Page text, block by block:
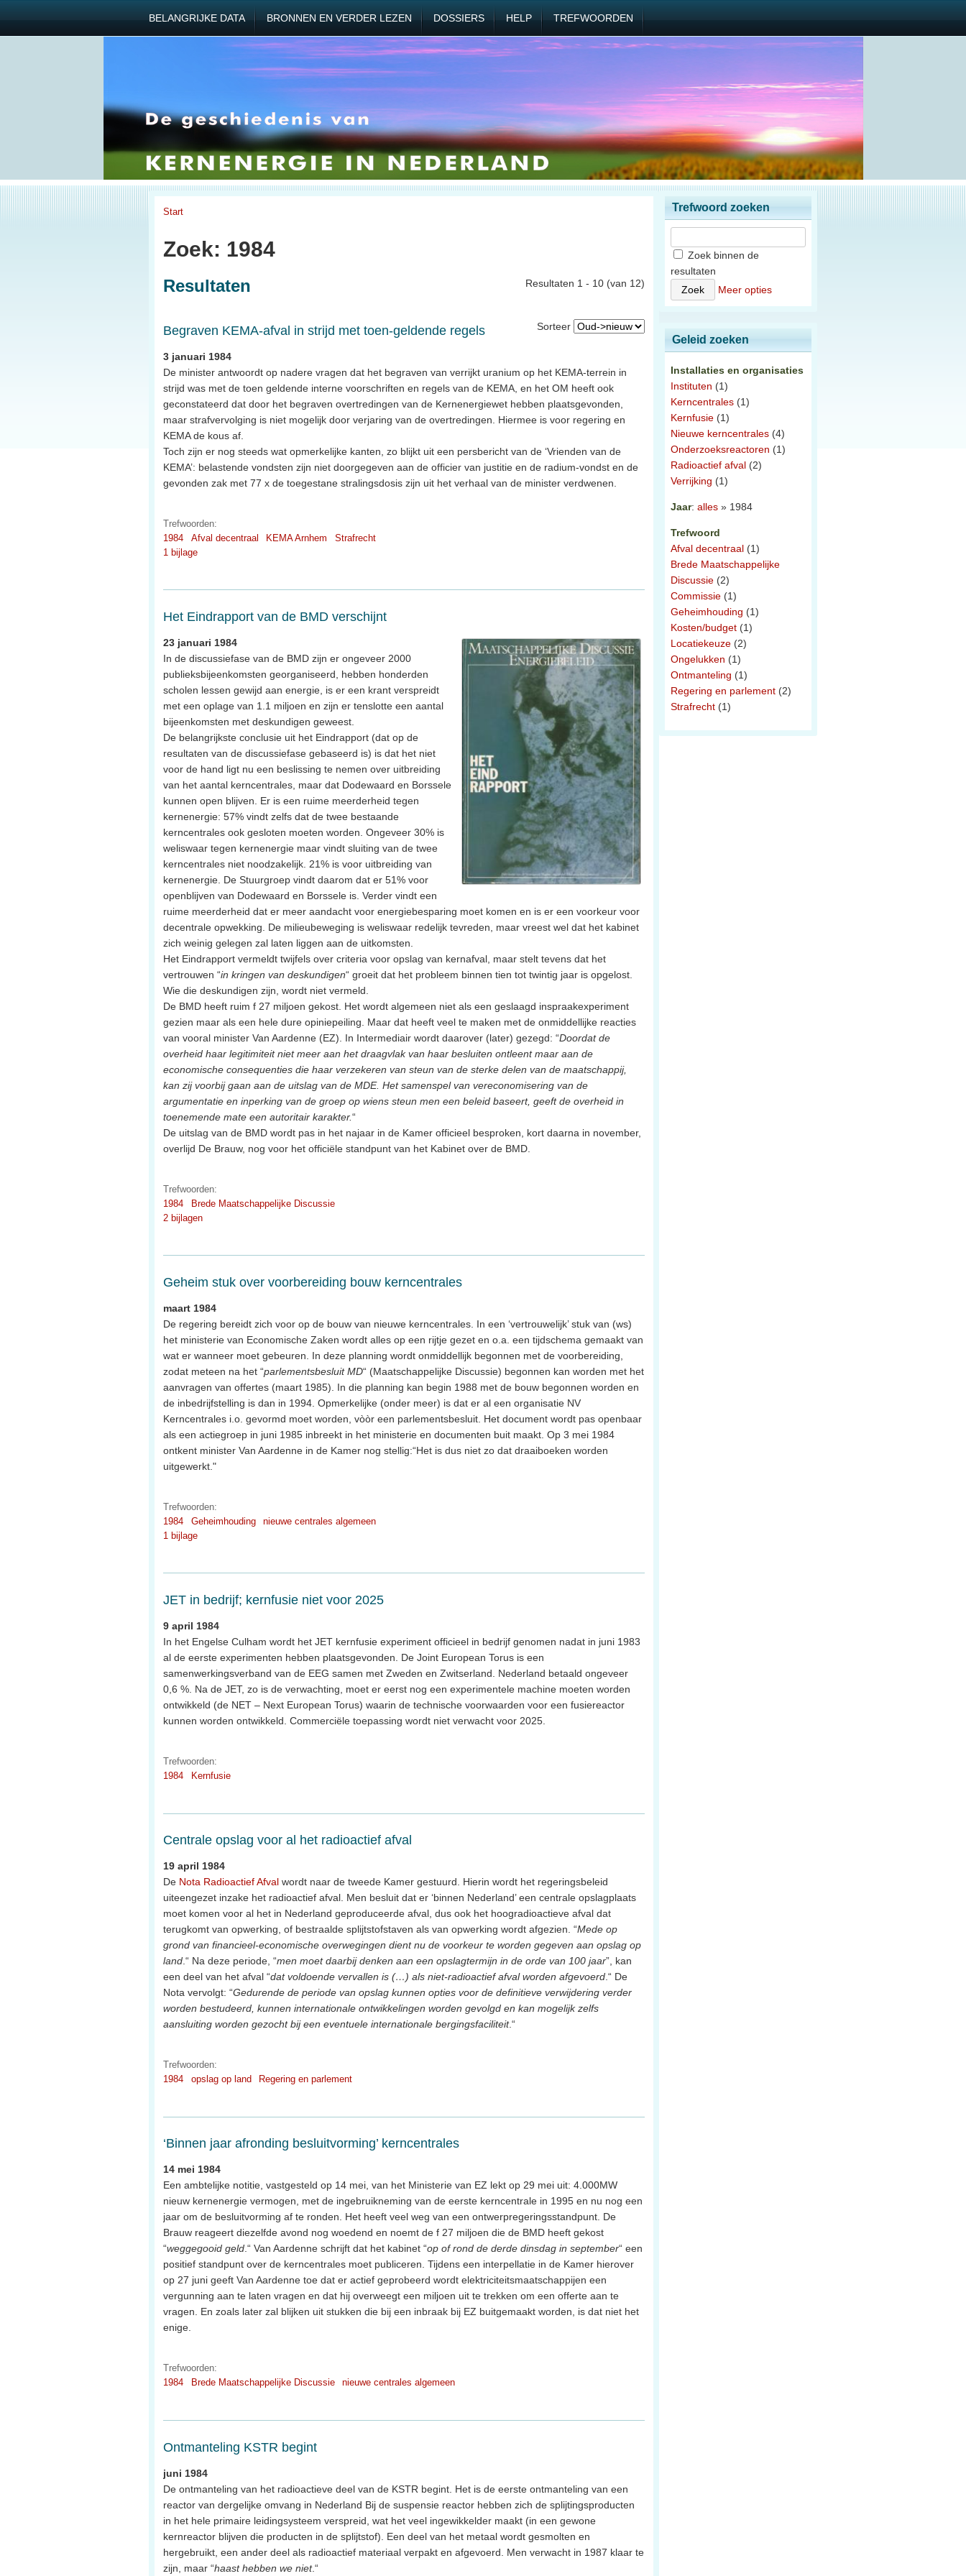
BELANGRIJKE DATA BRONNEN EN VERDER LEZEN DOSSIERS HELP TREFWOORDEN
Start
Zoek: 1984
Resultaten 1 - 10 (van 12)
Resultaten
Sorteer
Begraven KEMA-afval in strijd met toen-geldende regels
3 januari 1984
De minister antwoordt op nadere vragen dat het begraven van verrijkt uranium op het KEMA-terrein in
strijd was met de toen geldende interne voorschriften en regels van de KEMA, en het OM heeft ook
geconstateerd dat door het begraven overtredingen van de Kernenergiewet hebben plaatsgevonden,
maar strafvervolging is niet mogelijk door verjaring van de overtredingen. Hiermee is voor regering en
KEMA de kous af.
Toch zijn er nog steeds wat opmerkelijke kanten, zo blijkt uit een persbericht van de ‘Vrienden van de
KEMA’: belastende vondsten zijn niet doorgegeven aan de officier van justitie en de radium-vondst en de
gevonden zak met 77 x de toegestane stralingsdosis zijn uit het verhaal van de minister verdwenen.
Trefwoorden:
1984
Afval decentraal KEMA Arnhem
Strafrecht
1 bijlage
Het Eindrapport van de BMD verschijnt
23 januari 1984
In de discussiefase van de BMD zijn er ongeveer 2000
publieksbijeenkomsten georganiseerd, hebben honderden
scholen lessen gewijd aan energie, is er een krant verspreidt
met een oplage van 1.1 miljoen en zijn er tenslotte een aantal
bijeenkomsten met deskundigen geweest.
De belangrijkste conclusie uit het Eindrapport (dat op de
resultaten van de discussiefase gebaseerd is) is dat het niet
voor de hand ligt nu een beslissing te nemen over uitbreiding
van het aantal kerncentrales, maar dat Dodewaard en Borssele
kunnen open blijven. Er is een ruime meerderheid tegen
kernenergie: 57% vindt zelfs dat de twee bestaande
kerncentrales ook gesloten moeten worden. Ongeveer 30% is
weliswaar tegen kernenergie maar vindt sluiting van de twee
kerncentrales niet noodzakelijk. 21% is voor uitbreiding van
kernenergie. De Stuurgroep vindt daarom dat er 51% voor
openblijven van Dodewaard en Borssele is. Verder vindt een
ruime meerderheid dat er meer aandacht voor energiebesparing moet komen en is er een voorkeur voor
decentrale opwekking. De milieubeweging is weliswaar redelijk tevreden, maar vreest wel dat het kabinet
zich weinig gelegen zal laten liggen aan de uitkomsten.
Het Eindrapport vermeldt twijfels over criteria voor opslag van kernafval, maar stelt tevens dat het
vertrouwen “in kringen van deskundigen“ groeit dat het probleem binnen tien tot twintig jaar is opgelost.
Wie die deskundigen zijn, wordt niet vermeld.
De BMD heeft ruim f 27 miljoen gekost. Het wordt algemeen niet als een geslaagd inspraakexperiment
gezien maar als een hele dure opiniepeiling. Maar dat heeft veel te maken met de onmiddellijke reacties
van vooral minister Van Aardenne (EZ). In Intermediair wordt daarover (later) gezegd: “Doordat de
overheid haar legitimiteit niet meer aan het draagvlak van haar besluiten ontleent maar aan de
economische consequenties die haar verzekeren van steun van de sterke delen van de maatschappij,
kan zij voorbij gaan aan de uitslag van de MDE. Het samenspel van vereconomisering van de
argumentatie en inperking van de groep op wiens steun men een beleid baseert, geeft de overheid in
toenemende mate een autoritair karakter.“
De uitslag van de BMD wordt pas in het najaar in de Kamer officieel besproken, kort daarna in november,
overlijd De Brauw, nog voor het officiële standpunt van het Kabinet over de BMD.
Trefwoorden:
1984
Brede Maatschappelijke Discussie
2 bijlagen
Geheim stuk over voorbereiding bouw kerncentrales
maart 1984
De regering bereidt zich voor op de bouw van nieuwe kerncentrales. In een ‘vertrouwelijk’ stuk van (ws)
het ministerie van Economische Zaken wordt alles op een rijtje gezet en o.a. een tijdschema gemaakt van
wat er wanneer moet gebeuren. In deze planning wordt onmiddellijk begonnen met de voorbereiding,
zodat meteen na het “parlementsbesluit MD“ (Maatschappelijke Discussie) begonnen kan worden met het
aanvragen van offertes (maart 1985). In die planning kan begin 1988 met de bouw begonnen worden en
de inbedrijfstelling is dan in 1994. Opmerkelijke (onder meer) is dat er al een organisatie NV
Kerncentrales i.o. gevormd moet worden, vòòr een parlementsbesluit. Het document wordt pas openbaar
als een actiegroep in juni 1985 inbreekt in het ministerie en documenten buit maakt. Op 3 mei 1984
ontkent minister Van Aardenne in de Kamer nog stellig:“Het is dus niet zo dat draaiboeken worden
uitgewerkt."
Trefwoorden:
1984
Geheimhouding
nieuwe centrales algemeen
1 bijlage
JET in bedrijf; kernfusie niet voor 2025
9 april 1984
In het Engelse Culham wordt het JET kernfusie experiment officieel in bedrijf genomen nadat in juni 1983
al de eerste experimenten hebben plaatsgevonden. De Joint European Torus is een
samenwerkingsverband van de EEG samen met Zweden en Zwitserland. Nederland betaald ongeveer
0,6 %. Na de JET, zo is de verwachting, moet er eerst nog een experimentele machine moeten worden
ontwikkeld (de NET – Next European Torus) waarin de technische voorwaarden voor een fusiereactor
kunnen worden ontwikkeld. Commerciële toepassing wordt niet verwacht voor 2025.
Trefwoorden:
1984
Kernfusie
Centrale opslag voor al het radioactief afval
19 april 1984
De Nota Radioactief Afval wordt naar de tweede Kamer gestuurd. Hierin wordt het regeringsbeleid
uiteengezet inzake het radioactief afval. Men besluit dat er ‘binnen Nederland’ een centrale opslagplaats
moet komen voor al het in Nederland geproduceerde afval, dus ook het hoogradioactieve afval dat
terugkomt van opwerking, of bestraalde splijtstofstaven als van opwerking wordt afgezien. “Mede op
grond van financieel-economische overwegingen dient nu de voorkeur te worden gegeven aan opslag op
land.“ Na deze periode, “men moet daarbij denken aan een opslagtermijn in de orde van 100 jaar”, kan
een deel van het afval “dat voldoende vervallen is (…) als niet-radioactief afval worden afgevoerd.“ De
Nota vervolgt: “Gedurende de periode van opslag kunnen opties voor de definitieve verwijdering verder
worden bestudeerd, kunnen internationale ontwikkelingen worden gevolgd en kan mogelijk zelfs
aansluiting worden gezocht bij een eventuele internationale bergingsfaciliteit.“
Trefwoorden:
1984
opslag op land Regering en parlement
‘Binnen jaar afronding besluitvorming’ kerncentrales
14 mei 1984
Een ambtelijke notitie, vastgesteld op 14 mei, van het Ministerie van EZ lekt op 29 mei uit: 4.000MW
nieuw kernenergie vermogen, met de ingebruikneming van de eerste kerncentrale in 1995 en nu nog een
jaar om de besluitvorming af te ronden. Het heeft veel weg van een ontwerpregeringsstandpunt. De
Brauw reageert diezelfde avond nog woedend en noemt de f 27 miljoen die de BMD heeft gekost
“weggegooid geld.“ Van Aardenne schrijft dat het kabinet “op of rond de derde dinsdag in september“ een
positief standpunt over de kerncentrales moet publiceren. Tijdens een interpellatie in de Kamer hierover
op 27 juni geeft Van Aardenne toe dat er actief geprobeerd wordt elektriciteitsmaatschappijen een
vergunning aan te laten vragen en dat hij overweegt een miljoen uit te trekken om een offerte aan te
vragen. En zoals later zal blijken uit stukken die bij een inbraak bij EZ buitgemaakt worden, is dat niet het
enige.
Trefwoorden:
1984
Brede Maatschappelijke Discussie nieuwe centrales algemeen
Ontmanteling KSTR begint
juni 1984
De ontmanteling van het radioactieve deel van de KSTR begint. Het is de eerste ontmanteling van een
reactor van dergelijke omvang in Nederland Bij de suspensie reactor hebben zich de splijtingsproducten
in het hele primaire leidingsysteem verspreid, wat het veel ingewikkelder maakt (in een gewone
kernreactor blijven die producten in de splijtstof). Een deel van het metaal wordt gesmolten en
hergebruikt, een ander deel als radioactief materiaal verpakt en afgevoerd. Men verwacht in 1987 klaar te
zijn, maar “haast hebben we niet.“
Trefwoord zoeken
Zoek binnen de
resultaten
Meer opties
Geleid zoeken
Installaties en organisaties
Instituten (1)
Kerncentrales (1)
Kernfusie (1)
Nieuwe kerncentrales (4)
Onderzoeksreactoren (1)
Radioactief afval (2)
Verrijking (1)
Jaar: alles » 1984
Trefwoord
Afval decentraal (1)
Brede Maatschappelijke
Discussie (2)
Commissie (1)
Geheimhouding (1)
Kosten/budget (1)
Locatiekeuze (2)
Ongelukken (1)
Ontmanteling (1)
Regering en parlement (2)
Strafrecht (1)